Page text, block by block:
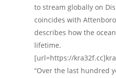
to stream globally on
coincides with
describes how the
lifetime.
[url=https://
“Over the last hundred